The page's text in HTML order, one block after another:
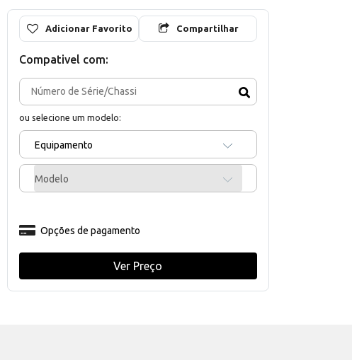
Adicionar Favorito Compartilhar
Compativel com:
ou selecione um modelo:
Equipamento
Modelo
Opções de pagamento
Ver Preço